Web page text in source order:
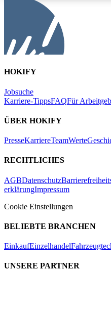
HOKIFY
Jobsuche
Karriere-TippsFAQFür
ÜBER HOKIFY
PresseKarriereTeamWerte
RECHTLICHES
AGBDatenschutz
erklärungImpressum
Cookie Einstellungen
BELIEBTE BRANCHEN
EinkaufEinzelhandel
UNSERE PARTNER